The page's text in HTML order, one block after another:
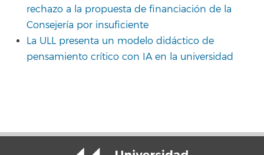
rechazo a la propuesta de financiación de la
Consejería por insuficiente
La ULL presenta un modelo didáctico de
pensamiento crítico con IA en la universidad